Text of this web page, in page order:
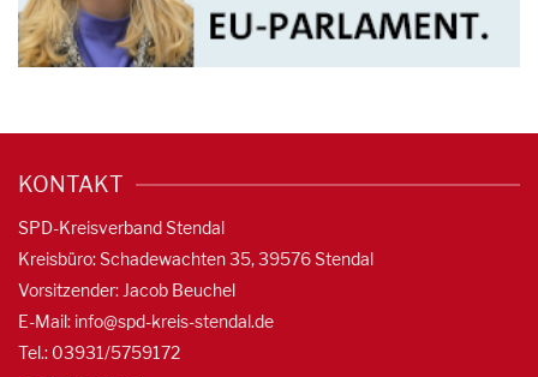
KONTAKT
SPD-Kreisverband Stendal
Kreisbüro: Schadewachten 35, 39576 Stendal
Vorsitzender: Jacob Beuchel
E-Mail: info@spd-kreis-stendal.de
Tel.: 03931/5759172